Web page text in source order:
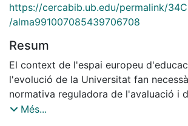
https://cercabib.ub.edu/permalink/
/alma991007085439706708
Resum
El context de l'espai europeu
l'evolució de la Universitat fan
normativa reguladora de l'avaluació i
dels aprenentatges que substitueixi les
Més...